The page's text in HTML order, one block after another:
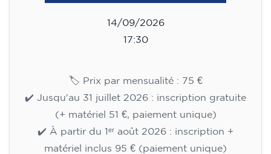
Cours d'anglais pour
adolescents de 13 à 16 ans -
niveau A2 - LUNDI 18h30-19h30